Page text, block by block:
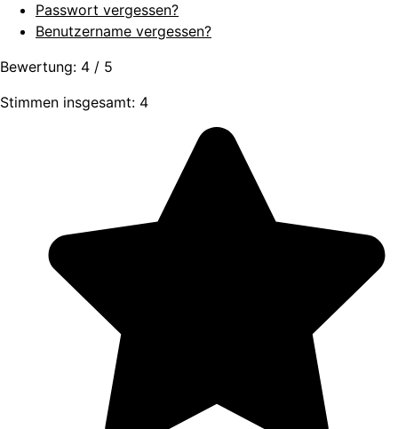
Passwort vergessen?
Benutzername vergessen?
Bewertung: 4 / 5
Stimmen insgesamt: 4